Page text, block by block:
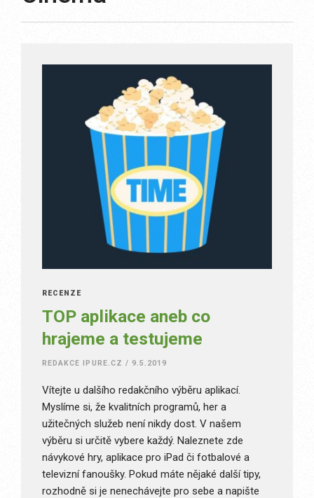
RECENZE
TOP aplikace aneb co
hrajeme a testujeme
REDAKCE IPURE.CZ / 9.5.2019
Vítejte u dalšího redakčního výběru aplikací.
Myslíme si, že kvalitních programů, her a
užitečných služeb není nikdy dost. V našem
výběru si určitě vybere každý. Naleznete zde
návykové hry, aplikace pro iPad či fotbalové a
televizní fanoušky. Pokud máte nějaké další tipy,
rozhodně si je nenechávejte pro sebe a napište